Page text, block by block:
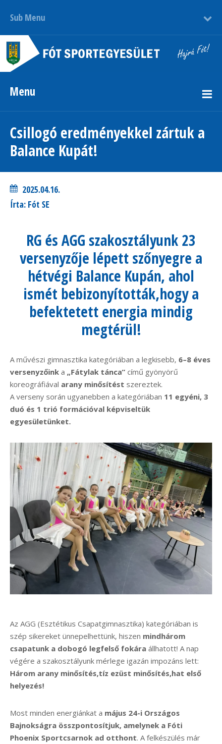
Sub Menu
Menu
Csillogó eredményekkel zártuk a
Balance Kupát!
2025.04.16.
Írta: Fót SE
RG és AGG szakosztályunk 23
versenyzője lépett szőnyegre a
hétvégi Balance Kupán, ahol
ismét bebizonyították,hogy a
befektetett energia mindig
megtérül!
A művészi gimnasztika kategóriában a legkisebb, 6–8 éves
versenyzőink a „Fátylak tánca” című gyönyörű
koreográfiával arany minősítést szereztek.
A verseny során ugyanebben a kategóriában 11 egyéni, 3
duó és 1 trió formációval képviseltük
egyesületünket.
Az AGG (Esztétikus Csapatgimnasztika) kategóriában is
szép sikereket ünnepelhettünk, hiszen mindhárom
csapatunk a dobogó legfelső fokára állhatott! A nap
végére a szakosztályunk mérlege igazán impozáns lett:
Három arany minősítés,tíz ezüst minősítés,hat első
helyezés!
Most minden energiánkat a május 24-i Országos
Bajnokságra összpontosítjuk, amelynek a Fóti
Phoenix Sportcsarnok ad otthont. A felkészülés már